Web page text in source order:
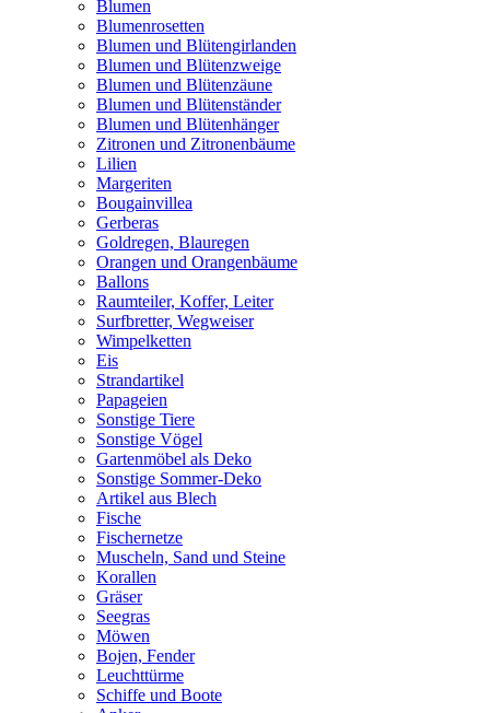
Blumen
Blumenrosetten
Blumen und Blütengirlanden
Blumen und Blütenzweige
Blumen und Blütenzäune
Blumen und Blütenständer
Blumen und Blütenhänger
Zitronen und Zitronenbäume
Lilien
Margeriten
Bougainvillea
Gerberas
Goldregen, Blauregen
Orangen und Orangenbäume
Ballons
Raumteiler, Koffer, Leiter
Surfbretter, Wegweiser
Wimpelketten
Eis
Strandartikel
Papageien
Sonstige Tiere
Sonstige Vögel
Gartenmöbel als Deko
Sonstige Sommer-Deko
Artikel aus Blech
Fische
Fischernetze
Muscheln, Sand und Steine
Korallen
Gräser
Seegras
Möwen
Bojen, Fender
Leuchttürme
Schiffe und Boote